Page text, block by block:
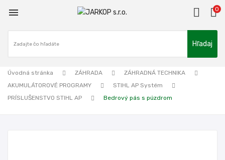
 0
Hľadaj
Úvodná stránka ZÁHRADA
ZÁHRADNÁ TECHNIKA
AKUMULÁTOROVÉ PROGRAMY
STIHL AP Systém
PRÍSLUŠENSTVO STIHL AP
Bedrový pás s púzdrom